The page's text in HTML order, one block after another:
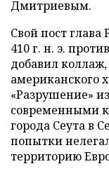
Дмитриевым.
Свой пост
410 г. н. э.
добавил
американского
«Разрушение»
современными
города Сеута в
попытки
территорию